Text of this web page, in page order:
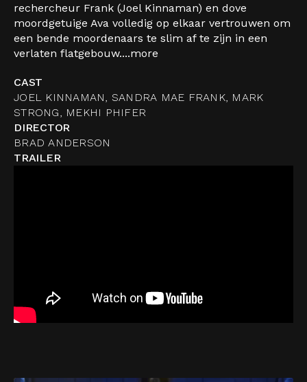
rechercheur Frank (Joel Kinnaman) en dove
moordgetuige Ava volledig op elkaar vertrouwen om
een bende moordenaars te slim af te zijn in een
verlaten flatgebouw....more
CAST
JOEL KINNAMAN, SANDRA MAE FRANK, MARK
STRONG, MEKHI PHIFER
DIRECTOR
BRAD ANDERSON
TRAILER